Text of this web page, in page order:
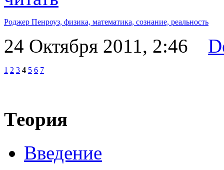
Роджер Пенроуз, физика, математика, сознание, реальность
24 Октября 2011, 2:46
1 2 3 4 5 6 7
Теория
Введение